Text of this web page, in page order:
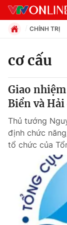
Chuyên mục
Chính trị
Xã hội
Pháp luật
Thế giới
CHÍNH TRỊ
cơ cấu
Giao
Biển và
Thủ tướng
định chức
tổ chức của